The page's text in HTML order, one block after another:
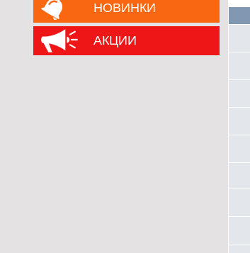
НОВИНКИ
АКЦИИ